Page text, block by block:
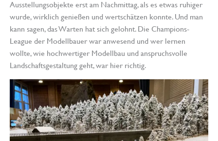
Ausstellungsobjekte erst am Nachmittag, als es etwas ruhiger
wurde, wirklich genießen und wertschätzen konnte. Und man
kann sagen, das Warten hat sich gelohnt. Die Champions-
League der Modellbauer war anwesend und wer lernen
wollte, wie hochwertiger Modellbau und anspruchsvolle
Landschaftsgestaltung geht, war hier richtig.